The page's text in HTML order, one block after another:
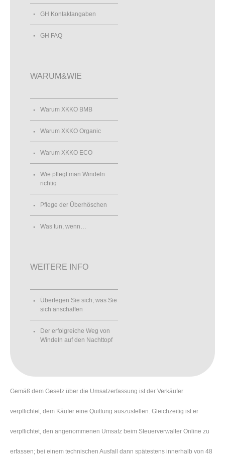
GH Kontaktangaben
GH FAQ
WARUM&WIE
Warum XKKO BMB
Warum XKKO Organic
Warum XKKO ECO
Wie pflegt man Windeln
richtiq
Pflege der Überhöschen
Was tun, wenn…
WEITERE INFO
Überlegen Sie sich, was Sie
sich anschaffen
Der erfolgreiche Weg von
Windeln auf den Nachttopf
Gemäß dem Gesetz über die Umsatzerfassung ist der Verkäufer
verpflichtet, dem Käufer eine Quittung auszustellen. Gleichzeitig ist er
verpflichtet, den angenommenen Umsatz beim Steuerverwalter Online zu
erfassen; bei einem technischen Ausfall dann spätestens innerhalb von 48